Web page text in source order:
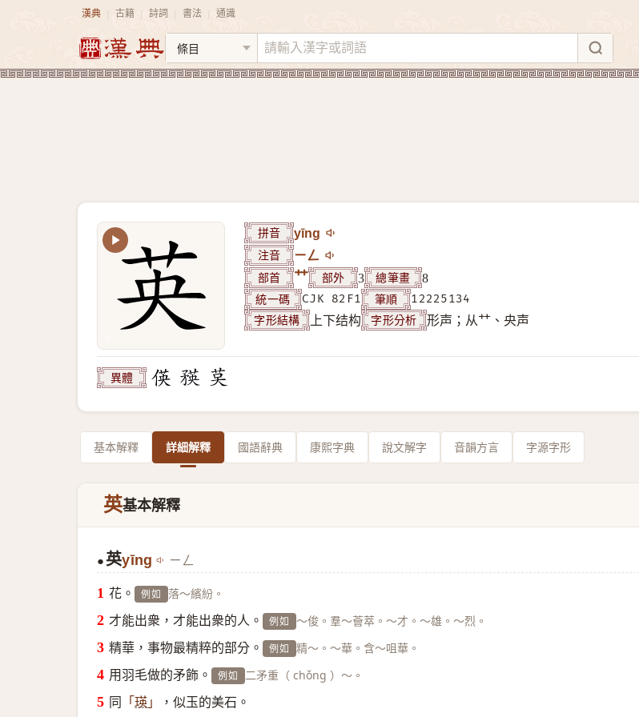
漢典 古籍 詩詞 書法 通識
拼音 yīng
注音 ㄧㄥ
部首 艹 部外 3 總筆畫 8
統一碼 CJK 82F1 筆順 12225134
字形結構 上下结构 字形分析 形声；从艹、央声
異體
基本解釋 詳細解釋 國語辭典 康熙字典 說文解字 音韻方言 字源字形
英基本解釋
● 英yīng ㄧㄥ
花。 例如 落～繽紛。
才能出衆，才能出衆的人。 例如 ～俊。羣～薈萃。～才。～雄。～烈。
精華，事物最精粹的部分。 例如 精～。～華。含～咀華。
用羽毛做的矛飾。 例如 二矛重（ chǒng ）～。
同 「瑛 」 ，似玉的美石。